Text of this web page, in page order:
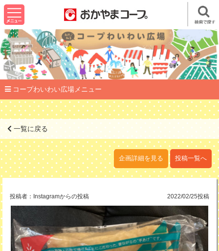
コープわいわい広場メニュー
一覧に戻る
企画詳細を見る 投稿一覧へ
投稿者： Instagramからの投稿 2022/02/25投稿